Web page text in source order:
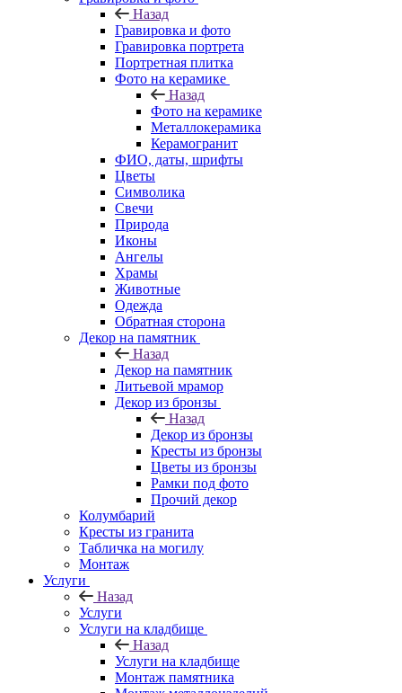
Назад
Гравировка и фото
Гравировка портрета
Портретная плитка
Фото на керамике
Назад
Фото на керамике
Металлокерамика
Керамогранит
ФИО, даты, шрифты
Цветы
Символика
Свечи
Природа
Иконы
Ангелы
Храмы
Животные
Одежда
Обратная сторона
Декор на памятник
Назад
Декор на памятник
Литьевой мрамор
Декор из бронзы
Назад
Декор из бронзы
Кресты из бронзы
Цветы из бронзы
Рамки под фото
Прочий декор
Колумбарий
Кресты из гранита
Табличка на могилу
Монтаж
Услуги
Назад
Услуги
Услуги на кладбище
Назад
Услуги на кладбище
Монтаж памятника